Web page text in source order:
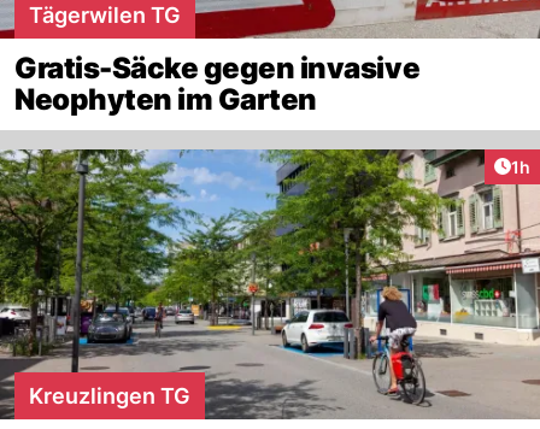
Tägerwilen TG
Gratis-Säcke gegen invasive
Neophyten im Garten
1h
Kreuzlingen TG